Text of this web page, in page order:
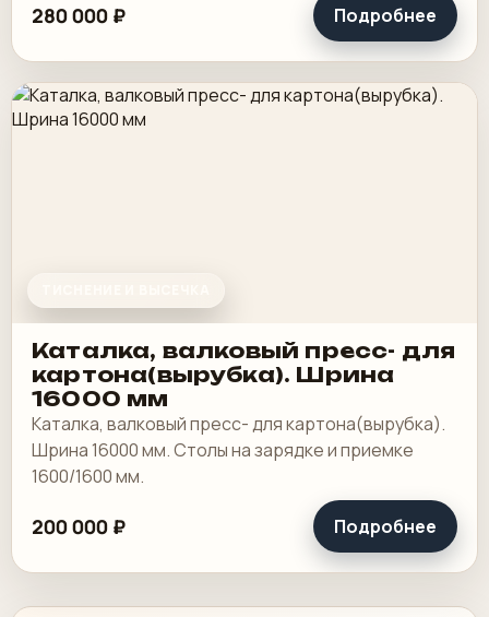
280 000 ₽ Подробнее
Каталка, валковый пресс- для
картона(вырубка). Шрина
16000 мм
Каталка, валковый пресс- для картона(вырубка).
Шрина 16000 мм. Столы на зарядке и приемке
1600/1600 мм.
200 000 ₽ Подробнее